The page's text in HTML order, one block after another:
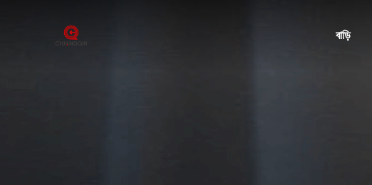
বাড়ি